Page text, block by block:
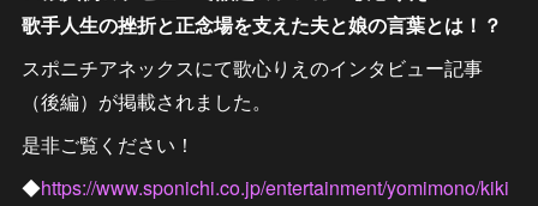
歌手人生の挫折と正念場を支えた夫と娘の言葉とは！？
スポニチアネックスにて歌心りえのインタビュー記事
（後編）が掲載されました。
是非ご覧ください！
◆https://www.sponichi.co.jp/entertainment/yomimono/kiki